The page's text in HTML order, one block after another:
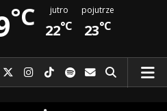
°C jutro
22°C
pojutrze
23°C
po prostu do nas zadzwoń
Odwiedź nas na Facebook-u
Odwiedź nas na X
Odwiedź nas na Instagram-ie
Odwiedź nas na TikTok-u
Szukaj nas na Spotify
Wyślij do nas
Szukaj